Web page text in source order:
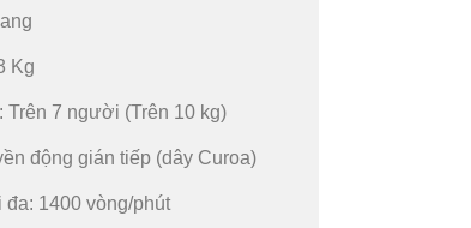
Kg
7 người (Trên 10 kg)
động gián tiếp (dây Curoa)
đa: 1400 vòng/phút